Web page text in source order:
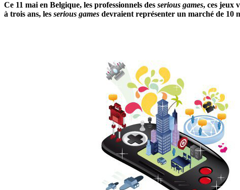
Ce 11 mai en Belgique, les professionnels des serious games, ces jeux
à trois ans, les serious games devraient représenter un marché de 10